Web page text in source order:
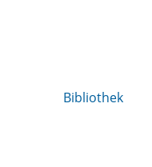
Bibliothek